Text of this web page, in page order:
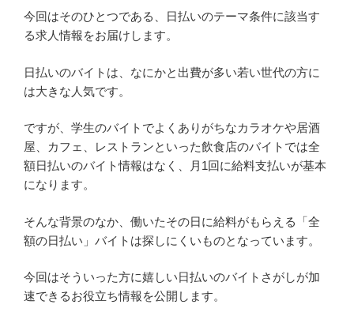
今回はそのひとつである、日払いのテーマ条件に該当す
る求人情報をお届けします。
日払いのバイトは、なにかと出費が多い若い世代の方に
は大きな人気です。
ですが、学生のバイトでよくありがちなカラオケや居酒
屋、カフェ、レストランといった飲食店のバイトでは全
額日払いのバイト情報はなく、月1回に給料支払いが基本
になります。
そんな背景のなか、働いたその日に給料がもらえる「全
額の日払い」バイトは探しにくいものとなっています。
今回はそういった方に嬉しい日払いのバイトさがしが加
速できるお役立ち情報を公開します。